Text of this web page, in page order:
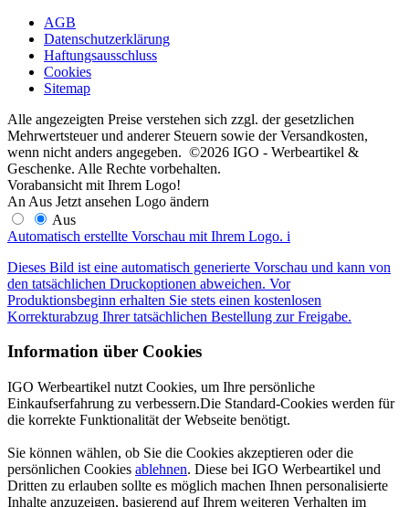
AGB
Datenschutzerklärung
Haftungsausschluss
Cookies
Sitemap
Alle angezeigten Preise verstehen sich zzgl. der gesetzlichen
Mehrwertsteuer und anderer Steuern sowie der Versandkosten,
wenn nicht anders angegeben. ©2026 IGO - Werbeartikel &
Geschenke. Alle Rechte vorbehalten.
Vorabansicht mit Ihrem Logo!
An Aus Jetzt ansehen Logo ändern
Aus
Automatisch erstellte Vorschau mit Ihrem Logo. i
Dieses Bild ist eine automatisch generierte Vorschau und kann von
den tatsächlichen Druckoptionen abweichen. Vor
Produktionsbeginn erhalten Sie stets einen kostenlosen
Korrekturabzug Ihrer tatsächlichen Bestellung zur Freigabe.
Information über Cookies
IGO Werbeartikel nutzt Cookies, um Ihre persönliche
Einkaufserfahrung zu verbessern.Die Standard-Cookies werden für
die korrekte Funktionalität der Webseite benötigt.
Sie können wählen, ob Sie die Cookies akzeptieren oder die
persönlichen Cookies ablehnen. Diese bei IGO Werbeartikel und
Dritten zu erlauben sollte es möglich machen Ihnen personalisierte
Inhalte anzuzeigen, basierend auf Ihrem weiteren Verhalten im